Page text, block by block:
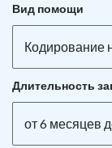
Вид помощи
Кодирование
Длительность
от 6 месяцев